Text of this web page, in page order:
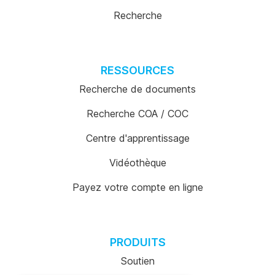
Recherche
RESSOURCES
Recherche de documents
Recherche COA / COC
Centre d'apprentissage
Vidéothèque
Payez votre compte en ligne
PRODUITS
Soutien